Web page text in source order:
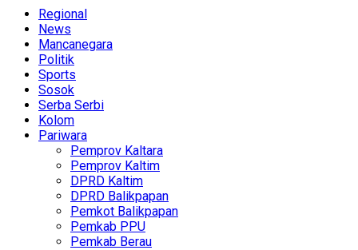
Regional
News
Mancanegara
Politik
Sports
Sosok
Serba Serbi
Kolom
Pariwara
Pemprov Kaltara
Pemprov Kaltim
DPRD Kaltim
DPRD Balikpapan
Pemkot Balikpapan
Pemkab PPU
Pemkab Berau